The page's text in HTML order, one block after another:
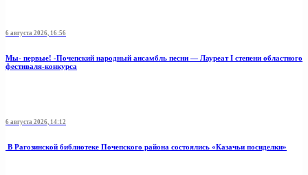
6 августа 2026, 16:56
Мы- первые! -Почепский народный ансамбль песни — Лауреат I степени областного
фестиваля-конкурса
6 августа 2026, 14:12
В Рагозинской библиотеке Почепского района состоялись «Казачьи посиделки»